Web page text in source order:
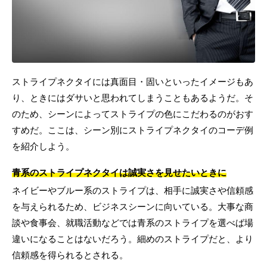
ストライプネクタイには真面目・固いといったイメージもあ
り、ときにはダサいと思われてしまうこともあるようだ。そ
のため、シーンによってストライプの色にこだわるのがおす
すめだ。ここは、シーン別にストライプネクタイのコーデ例
を紹介しよう。
青系のストライプネクタイは誠実さを見せたいときに
ネイビーやブルー系のストライプは、相手に誠実さや信頼感
を与えられるため、ビジネスシーンに向いている。大事な商
談や食事会、就職活動などでは青系のストライプを選べば場
違いになることはないだろう。細めのストライプだと、より
信頼感を得られるとされる。